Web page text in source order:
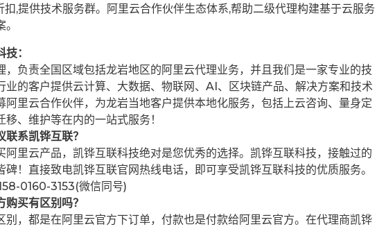
,提供技术服务群。阿里云合作伙伴生态体系,帮助二级代理构建基于云服务
：
，负责全国区域包括龙岩地区的阿里云代理业务，并且我们是一家专业的技
业的客户提供云计算、大数据、物联网、AI、区块链产品、解决方案和技术
阿里云合作伙伴，为龙岩当地客户提供本地化服务，包括上云咨询、量身定
、维护等在内的一站式服务！
系凯铧互联？
阿里云产品，凯铧互联科技绝对是您优秀的选择。凯铧互联科技，接触过的
！直接致电凯铧互联官网热线电话，即可享受凯铧互联科技的优质服务。
0160-3153(微信同号)
买有区别吗？
别，都是在阿里云官方下订单，付款也是付款给阿里云官方。在代理商凯铧